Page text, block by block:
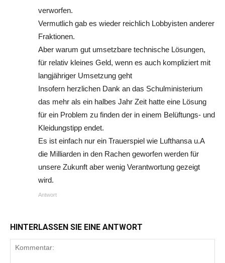
verworfen.
Vermutlich gab es wieder reichlich Lobbyisten anderer
Fraktionen.
Aber warum gut umsetzbare technische Lösungen,
für relativ kleines Geld, wenn es auch kompliziert mit
langjähriger Umsetzung geht
Insofern herzlichen Dank an das Schulministerium
das mehr als ein halbes Jahr Zeit hatte eine Lösung
für ein Problem zu finden der in einem Belüftungs- und
Kleidungstipp endet.
Es ist einfach nur ein Trauerspiel wie Lufthansa u.A
die Milliarden in den Rachen geworfen werden für
unsere Zukunft aber wenig Verantwortung gezeigt
wird.
Antwort
HINTERLASSEN SIE EINE ANTWORT